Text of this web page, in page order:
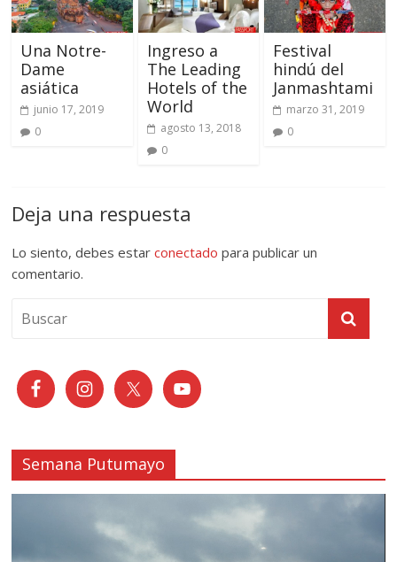
Una Notre-
Dame
asiática
junio 17, 2019
0
Ingreso a
The Leading
Hotels of the
World
agosto 13, 2018
0
Festival
hindú del
Janmashtami
marzo 31, 2019
0
Deja una respuesta
Lo siento, debes estarconectado para publicar un
comentario.
Semana Putumayo